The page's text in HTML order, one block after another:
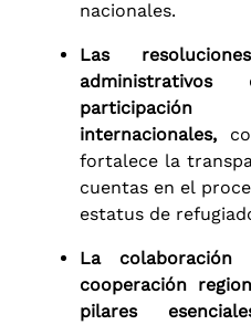
nacionales.
Las
internacionales,
fortalece la
cuentas en el
estatus de
La
cooperación
pilares